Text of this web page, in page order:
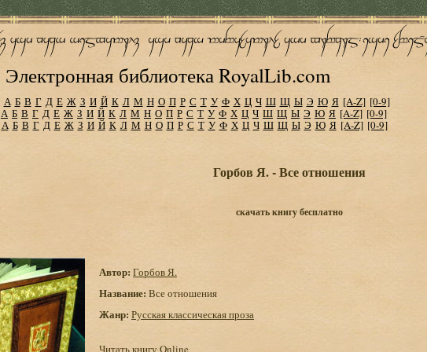
Электронная библиотека RoyalLib.com
А Б В Г Д Е Ж З И Й К Л М Н О П Р С Т У Ф Х Ц Ч Ш Щ Ы Э Ю Я [A-Z] [0-9]
А Б В Г Д Е Ж З И Й К Л М Н О П Р С Т У Ф Х Ц Ч Ш Щ Ы Э Ю Я [A-Z] [0-9]
А Б В Г Д Е Ж З И Й К Л М Н О П Р С Т У Ф Х Ц Ч Ш Щ Ы Э Ю Я [A-Z] [0-9]
Горбов Я. - Все отношения
скачать книгу бесплатно
Автор: Горбов Я.
Название: Все отношения
Жанр: Русская классическая проза
Читать книгу Online